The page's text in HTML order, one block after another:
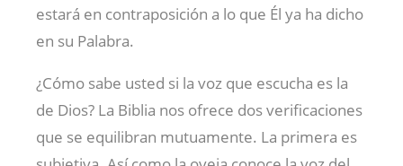
estará en contraposición a lo que Él ya ha dicho
en su Palabra.
¿Cómo sabe usted si la voz que escucha es la
de Dios? La Biblia nos ofrece dos verificaciones
que se equilibran mutuamente. La primera es